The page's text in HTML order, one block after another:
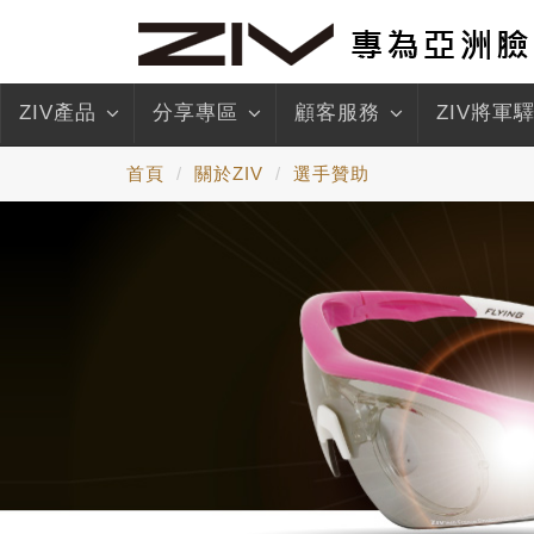
ZIV產品 分享專區 顧客服務 ZIV將軍
首頁 關於ZIV 選手贊助